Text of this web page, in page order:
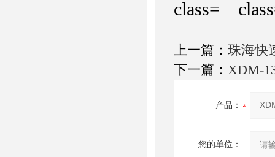
上一篇： 珠海快
下一篇： XDM-
产品：
您的单位：